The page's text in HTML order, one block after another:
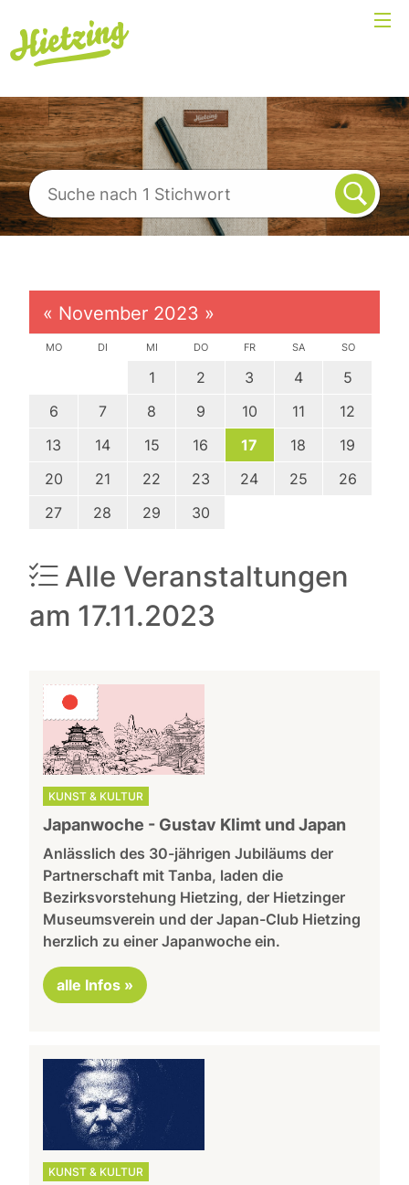
« November 2023 »
MO DI MI DO FR SA SO
1 2 3 4
5
6
7 8 9 10 11
12
13
14 15 16 17 18
19
20
21 22 23 24 25
26
27
28 29 30
Alle Veranstaltungen
am 17.11.2023
KUNST & KULTUR
Japanwoche - Gustav Klimt und Japan
Anlässlich des 30-jährigen Jubiläums der
Partnerschaft mit Tanba, laden die
Bezirksvorstehung Hietzing, der Hietzinger
Museumsverein und der Japan-Club Hietzing
herzlich zu einer Japanwoche ein.
alle Infos »
KUNST & KULTUR